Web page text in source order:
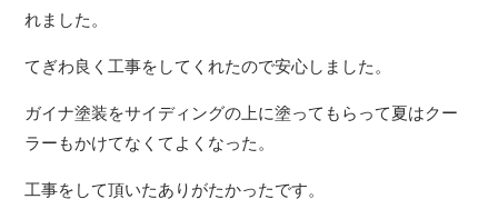
れました。
てぎわ良く工事をしてくれたので安心しました。
ガイナ塗装をサイディングの上に塗ってもらって夏はクー
ラーもかけてなくてよくなった。
工事をして頂いたありがたかったです。